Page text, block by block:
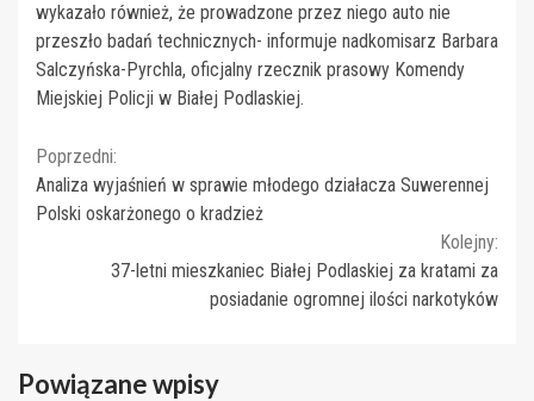
wykazało również, że prowadzone przez niego auto nie
przeszło badań technicznych- informuje nadkomisarz Barbara
Salczyńska-Pyrchla, oficjalny rzecznik prasowy Komendy
Miejskiej Policji w Białej Podlaskiej.
Continue
Reading
Poprzedni:
Analiza wyjaśnień w sprawie młodego działacza Suwerennej
Polski oskarżonego o kradzież
Kolejny:
37-letni mieszkaniec Białej Podlaskiej za kratami za
posiadanie ogromnej ilości narkotyków
Powiązane wpisy